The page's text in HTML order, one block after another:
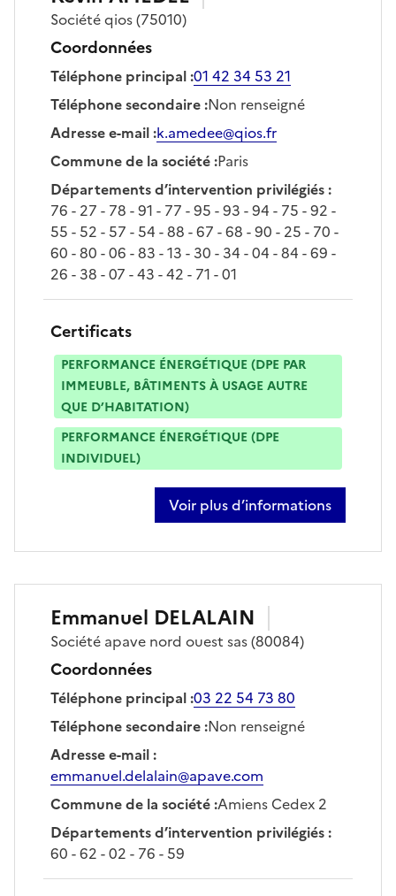
Sociétéqios(75010)
Coordonnées
Téléphone principal:01 42 34 53 21
Téléphone secondaire:Non renseigné
Adresse e-mail:k.amedee@qios.fr
Commune de la société:Paris
Départements d’intervention privilégiés:
76 - 27 - 78 - 91 - 77 - 95 - 93 - 94 - 75 - 92 -
55 - 52 - 57 - 54 - 88 - 67 - 68 - 90 - 25 - 70 -
60 - 80 - 06 - 83 - 13 - 30 - 34 - 04 - 84 - 69 -
26 - 38 - 07 - 43 - 42 - 71 - 01
Certificats
PERFORMANCE ÉNERGÉTIQUE (DPE PAR
IMMEUBLE, BÂTIMENTS À USAGE AUTRE
QUE D’HABITATION)
PERFORMANCE ÉNERGÉTIQUE (DPE
INDIVIDUEL)
Voir plus d’informations
sur kevin amedee
Emmanuel DELALAIN
Société apave nord ouest sas(80084)
Coordonnées
Téléphone principal:03 22 54 73 80
Téléphone secondaire:Non renseigné
Adresse e-mail:
emmanuel.delalain@apave.com
Commune de la société:Amiens Cedex 2
Départements d’intervention privilégiés:
60 - 62 - 02 - 76 - 59